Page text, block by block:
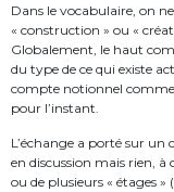
Dans le vocabulaire, on
« construction » ou «
Globalement, le haut
du type de ce qui existe
compte notionnel
pour l’instant.
L’échange a porté sur
en discussion mais rien, à
ou de plusieurs « étages »